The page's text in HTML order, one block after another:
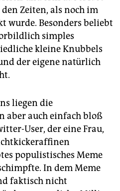
Zeiten, als noch im
wurde. Besonders beliebt
simples
kleine Knubbels
der eigene natürlich
liegen die
aber auch einfach bloß
User, der eine Frau,
populistisches Meme
In dem Meme
faktisch nicht